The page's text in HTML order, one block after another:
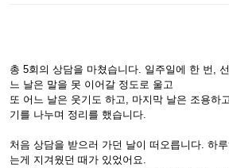
총 5회의 상담을 마쳤습니다. 일주일에 한 번,
느 날은 말을 못 이어갈 정도로 울고
또 어느 날은 웃기도 하고, 마지막 날은 조용하
기를 나누며 정리를 했습니다.
처음 상담을 받으러 가던 날이 떠오릅니다. 하
는게 지겨웠던 때가 있었어요.